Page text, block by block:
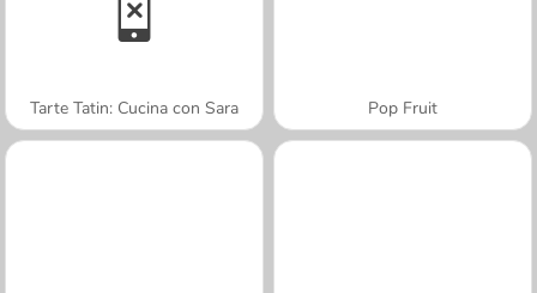
Tarte Tatin: Cucina con Sara Pop Fruit